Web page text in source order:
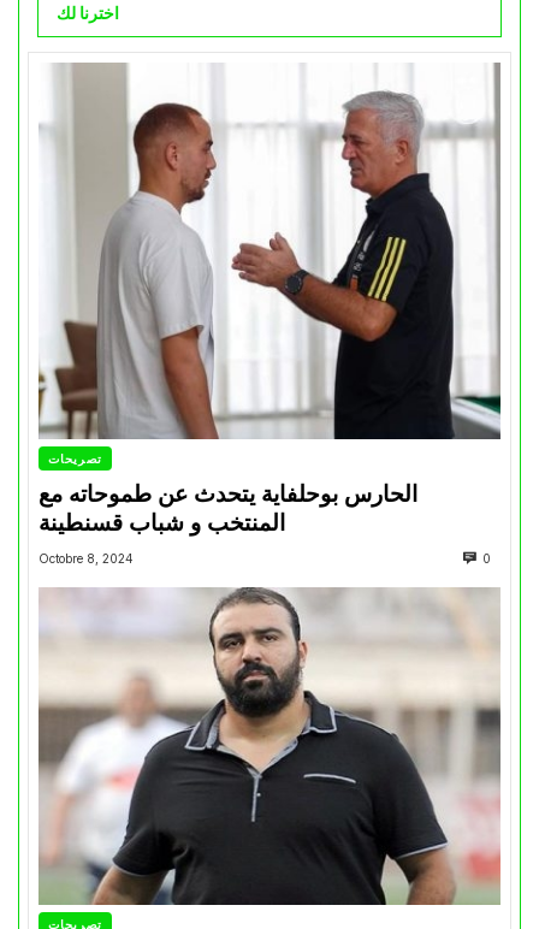
اخترنا لك
تصريحات
الحارس بوحلفاية يتحدث عن طموحاته مع
المنتخب و شباب قسنطينة
Octobre 8, 2024 0
تصريحات